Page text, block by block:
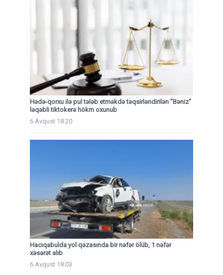
Hədə-qorxu ilə pul tələb etməkdə təqsirləndirilən "Bəniz"
ləqəbli tiktokerə hökm oxunub
6 Avqust 18:20
Hacıqabulda yol qəzasında bir nəfər ölüb, 1 nəfər
xəsarət alıb
6 Avqust 18:03